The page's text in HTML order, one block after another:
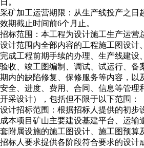
日。
采矿加工运营期限：从生产线投产之日
效期截止时间前6个月止。
招标范围：本工程为设计施工生产运营
设计范围内全部内容的工程施工图设计
完成工程前期手续的办理、生产线建设
验收、竣工图编制、调试、试运行、备
期内的缺陷修复、保修服务等内容，以
安全、进度、费用、合同、信息等管理
开采设计），包括但不限于以下范围：
设计招标范围：根据招标人提供的初步
成本项目矿山主要建设基建平台、运输
套附属设施的施工图设计、施工图预算
招标人要求提供各阶段符合要求的设计